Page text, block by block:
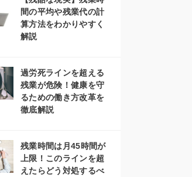
間の平均や残業代の計
算方法をわかりやすく
解説
過労死ラインを超える
残業が危険！健康を守
るための働き方改革を
徹底解説
残業時間は月45時間が
上限！このラインを超
えたらどう対処するべ